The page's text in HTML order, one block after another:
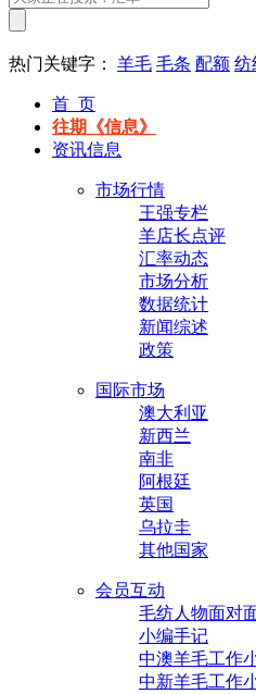
热门关键字： 羊毛 毛条 配额 纺
首 页
往期《信息》
资讯信息
市场行情
王强专栏
羊店长点评
汇率动态
市场分析
数据统计
新闻综述
政策
国际市场
澳大利亚
新西兰
南非
阿根廷
英国
乌拉圭
其他国家
会员互动
毛纺人物面对
小编手记
中澳羊毛工作
中新羊毛工作